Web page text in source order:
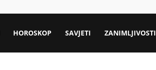
HOROSKOP SAVJETI ZANIMLJIVOSTI